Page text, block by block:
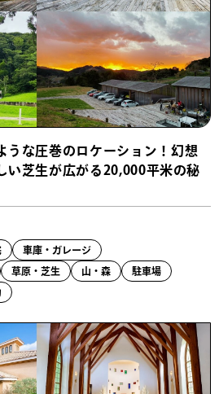
うな圧巻のロケーション！幻想
い芝生が広がる20,000平米の秘
車庫・ガレージ
草原・芝生 山・森 駐車場